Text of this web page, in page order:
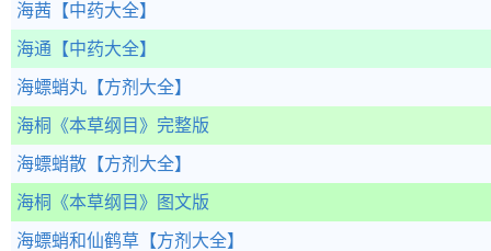
海茜 【中药大全】
海通 【中药大全】
海螵蛸丸 【方剂大全】
海桐 《本草纲目》完整版
海螵蛸散 【方剂大全】
海桐 《本草纲目》图文版
海螵蛸和仙鹤草 【方剂大全】